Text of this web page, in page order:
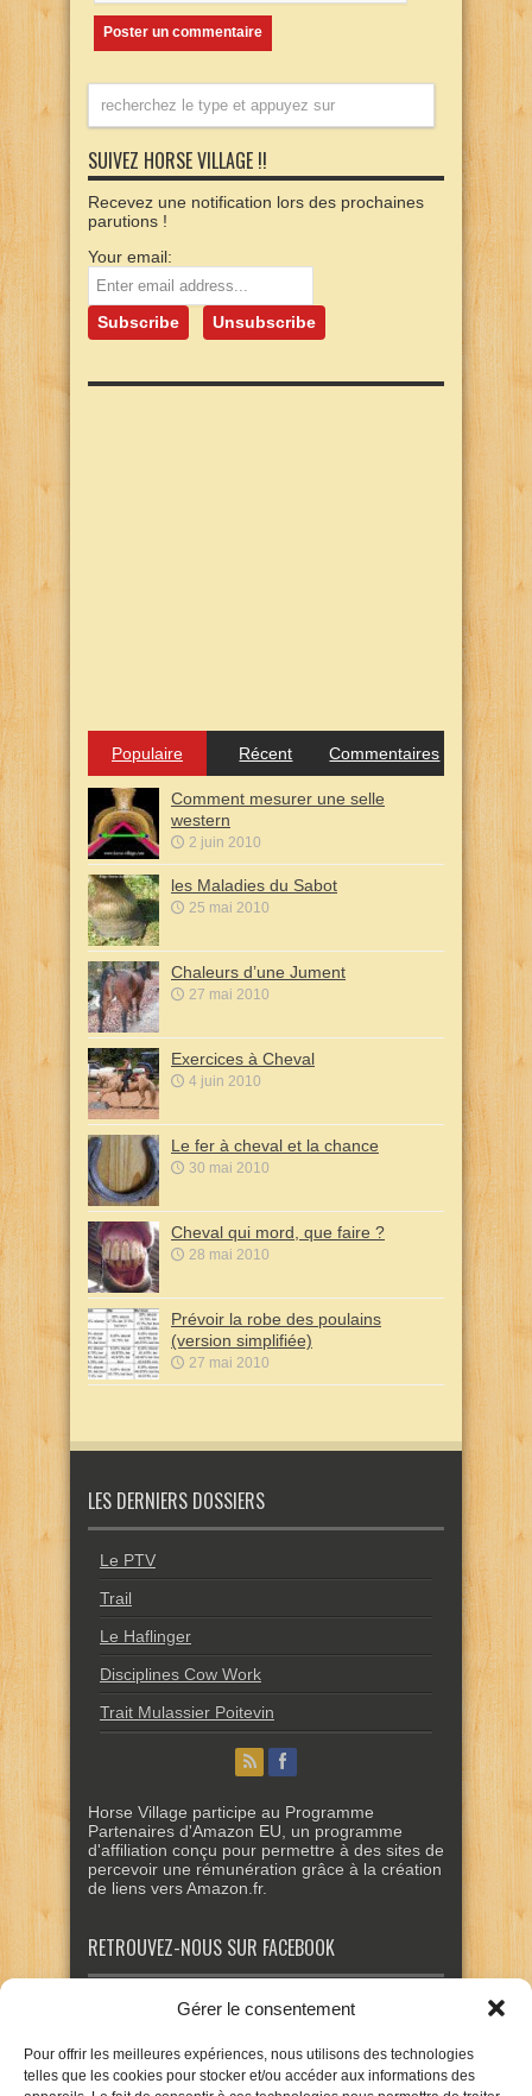
Gérer le consentement
Pour offrir les meilleures expériences, nous utilisons des technologies
telles que les cookies pour stocker et/ou accéder aux informations des
SUIVEZ HORSE VILLAGE !!
Recevez une notification lors des prochaines
parutions !
Your email:
Populaire Récent Commentaires
Comment mesurer une selle
western
2 juin 2010
les Maladies du Sabot
25 mai 2010
Chaleurs d’une Jument
27 mai 2010
Exercices à Cheval
4 juin 2010
Le fer à cheval et la chance
30 mai 2010
Cheval qui mord, que faire ?
28 mai 2010
Prévoir la robe des poulains
(version simplifiée)
27 mai 2010
LES DERNIERS DOSSIERS
Le PTV
Trail
Le Haflinger
Disciplines Cow Work
Trait Mulassier Poitevin
Horse Village participe au Programme
Partenaires d'Amazon EU, un programme
d'affiliation conçu pour permettre à des sites de
percevoir une rémunération grâce à la création
de liens vers Amazon.fr.
RETROUVEZ-NOUS SUR FACEBOOK